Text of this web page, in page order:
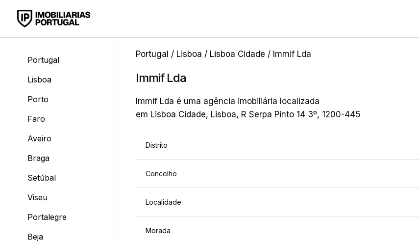
Portugal
Lisboa
Porto
Faro
Aveiro
Braga
Setúbal
Viseu
Portalegre
Beja
Portugal / Lisboa / Lisboa Cidade / Immif Lda
Immif Lda
Immif Lda é uma agência imobiliária localizada
em Lisboa Cidade, Lisboa, R Serpa Pinto 14 3º, 1200-445
Distrito
Concelho
Localidade
Morada